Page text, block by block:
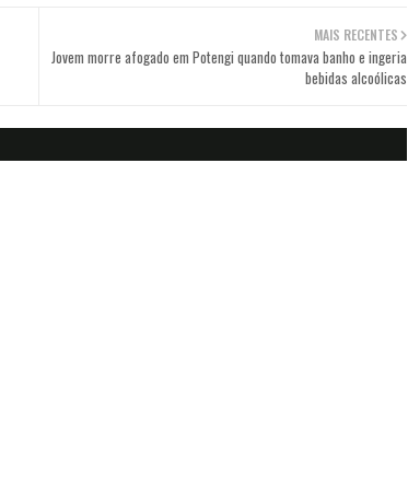
MAIS RECENTES
Jovem morre afogado em Potengi quando tomava banho e ingeria
bebidas alcoólicas